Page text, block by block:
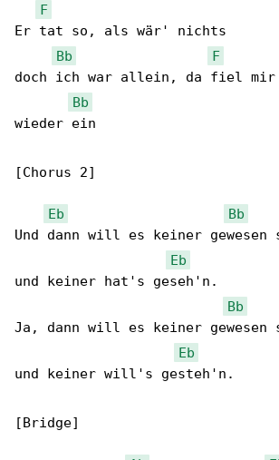
F
Er tat so, als wär' nichts
Bb
F
doch ich war allein, da fiel mir
Bb
wieder ein
[Chorus 2]
Eb
Bb
Und dann will es keiner gewesen
Eb
und keiner hat's geseh'n.
Bb
Ja, dann will es keiner gewesen
Eb
und keiner will's gesteh'n.
[Bridge]